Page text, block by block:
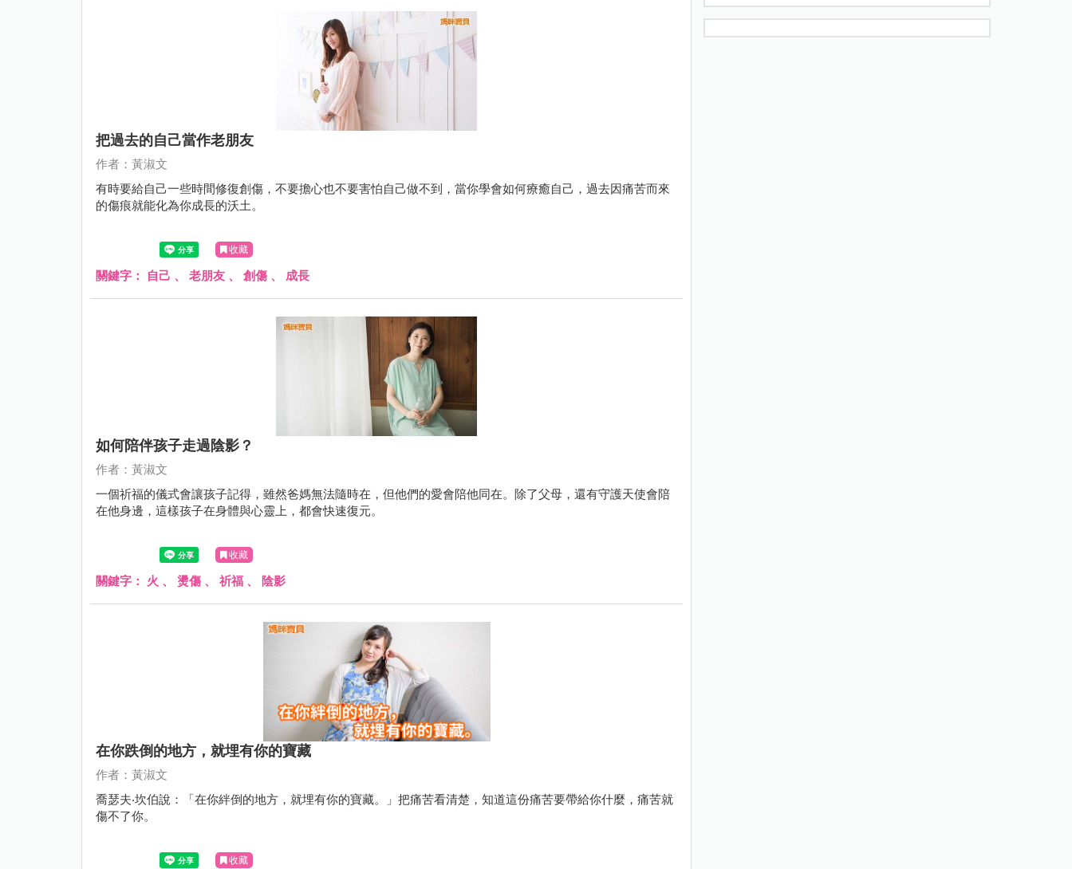
把過去的自己當作老朋友
作者：黃淑文
有時要給自己一些時間修復創傷，不要擔心也不要害怕自己做不到，當你學會如何療癒自己，過去因痛苦而來
的傷痕就能化為你成長的沃土。
收藏
關鍵字： 自己 、 老朋友 、 創傷 、 成長
如何陪伴孩子走過陰影？
作者：黃淑文
一個祈福的儀式會讓孩子記得，雖然爸媽無法隨時在，但他們的愛會陪他同在。除了父母，還有守護天使會陪
在他身邊，這樣孩子在身體與心靈上，都會快速復元。
收藏
關鍵字： 火 、 燙傷 、 祈福 、 陰影
在你跌倒的地方，就埋有你的寶藏
作者：黃淑文
喬瑟夫‧坎伯說：「在你絆倒的地方，就埋有你的寶藏。」把痛苦看清楚，知道這份痛苦要帶給你什麼，痛苦就
傷不了你。
收藏